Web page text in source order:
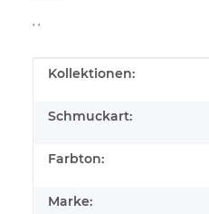
, ,
Produkteigenschaft
Wert
Kollektionen:
Schmuckart:
Farbton:
Marke: